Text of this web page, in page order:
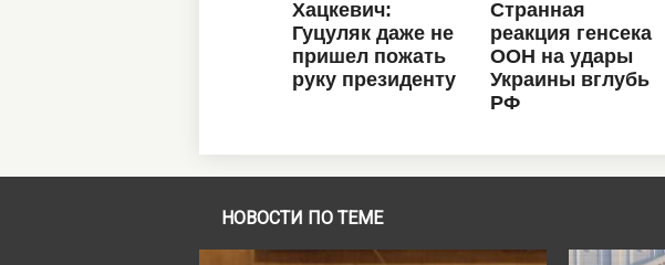
НОВОСТИ ПО ТЕМЕ